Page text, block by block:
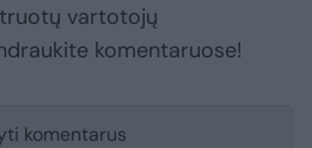
vartotojų
komentaruose!
komentarus